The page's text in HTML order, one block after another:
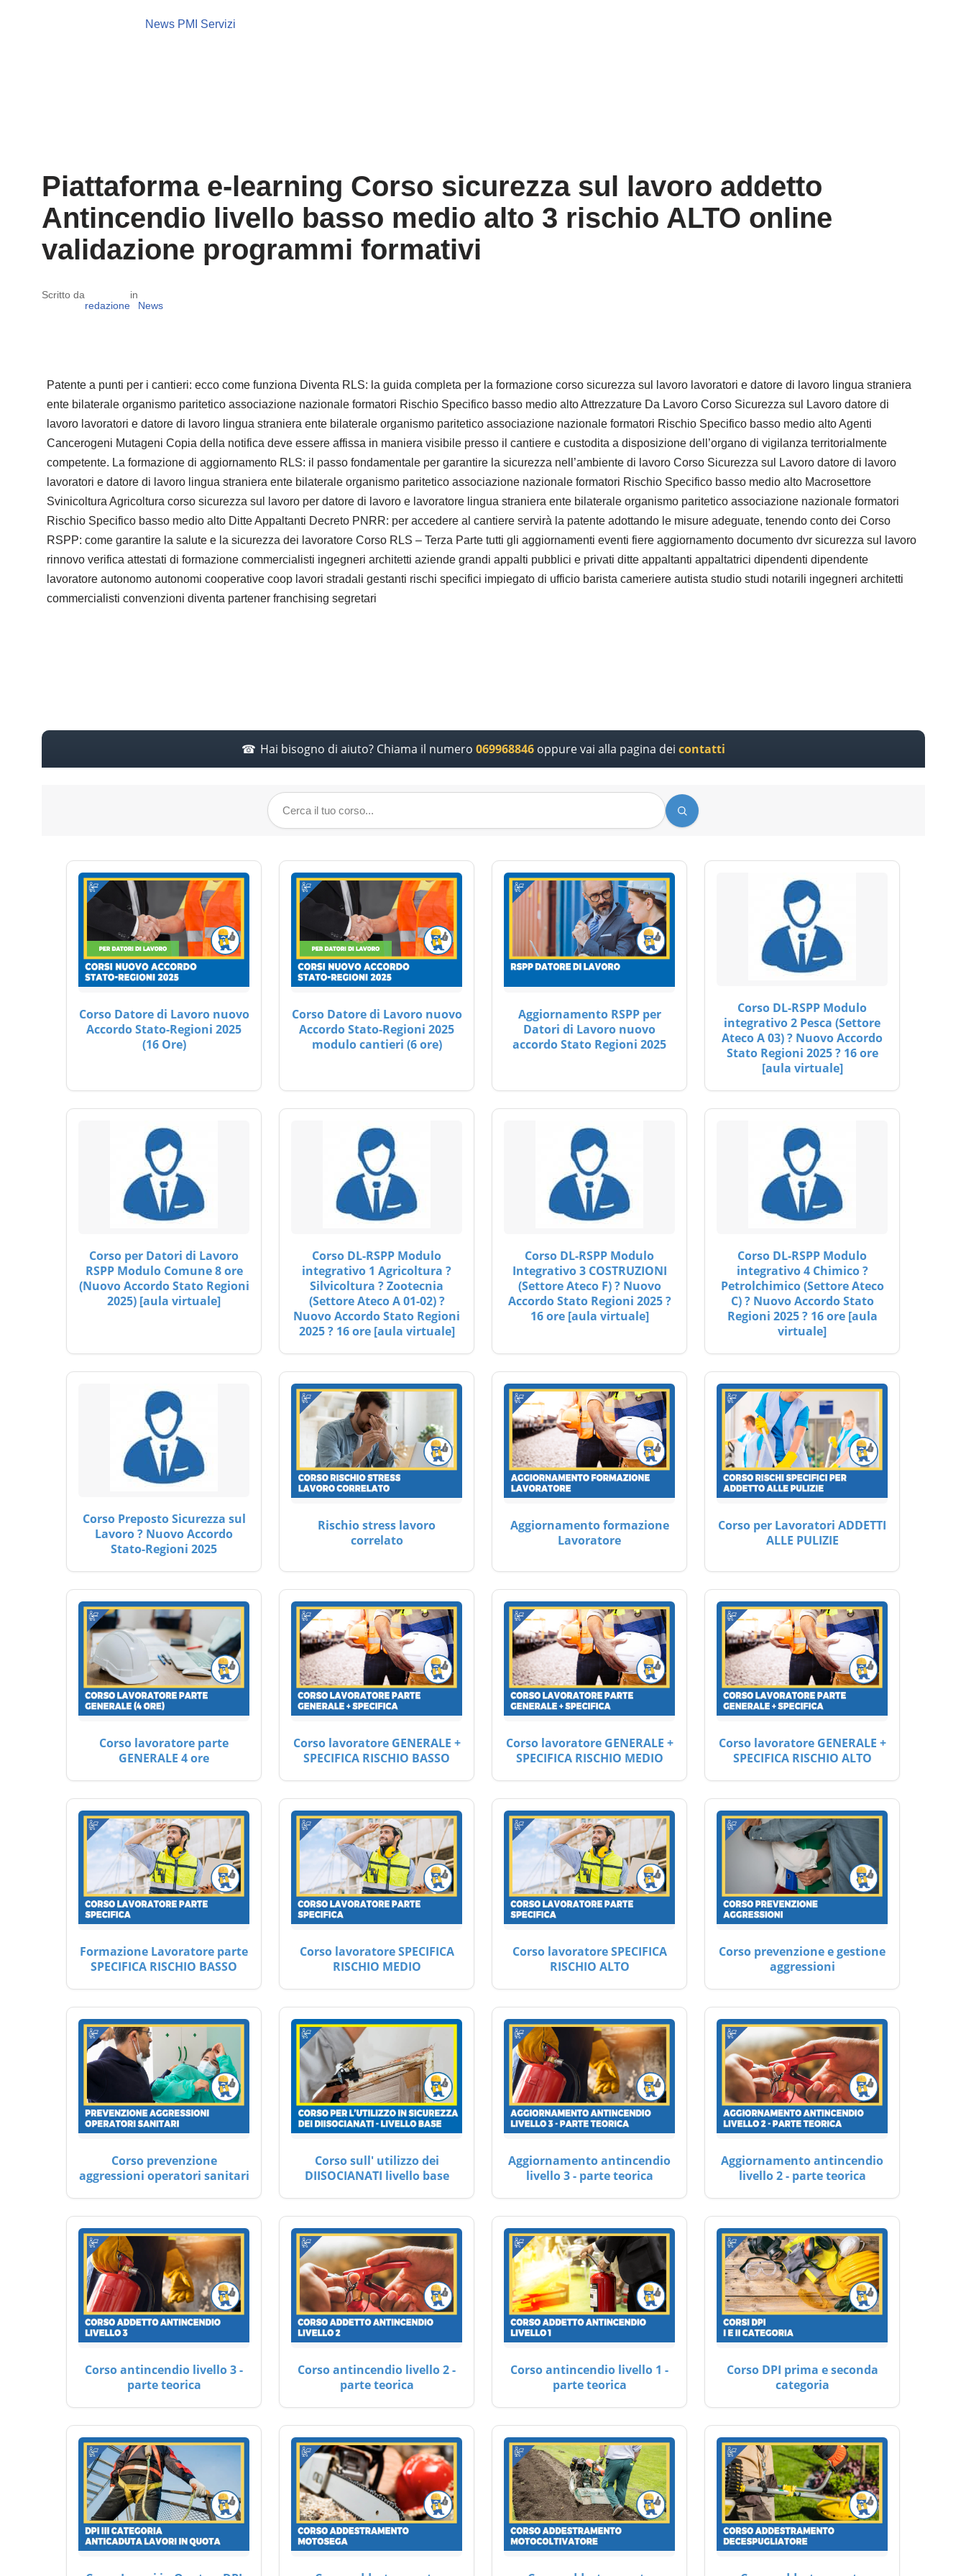
News PMI Servizi
Piattaforma e-learning Corso sicurezza sul lavoro addetto
Antincendio livello basso medio alto 3 rischio ALTO online
validazione programmi formativi
Scritto da
redazione
in
News
Patente a punti per i cantieri: ecco come funziona Diventa RLS: la guida completa per la formazione corso sicurezza sul lavoro lavoratori e datore di lavoro lingua straniera
ente bilaterale organismo paritetico associazione nazionale formatori Rischio Specifico basso medio alto Attrezzature Da Lavoro Corso Sicurezza sul Lavoro datore di
lavoro lavoratori e datore di lavoro lingua straniera ente bilaterale organismo paritetico associazione nazionale formatori Rischio Specifico basso medio alto Agenti
Cancerogeni Mutageni Copia della notifica deve essere affissa in maniera visibile presso il cantiere e custodita a disposizione dell’organo di vigilanza territorialmente
competente. La formazione di aggiornamento RLS: il passo fondamentale per garantire la sicurezza nell’ambiente di lavoro Corso Sicurezza sul Lavoro datore di lavoro
lavoratori e datore di lavoro lingua straniera ente bilaterale organismo paritetico associazione nazionale formatori Rischio Specifico basso medio alto Macrosettore
Svinicoltura Agricoltura corso sicurezza sul lavoro per datore di lavoro e lavoratore lingua straniera ente bilaterale organismo paritetico associazione nazionale formatori
Rischio Specifico basso medio alto Ditte Appaltanti Decreto PNRR: per accedere al cantiere servirà la patente adottando le misure adeguate, tenendo conto dei Corso
RSPP: come garantire la salute e la sicurezza dei lavoratore Corso RLS – Terza Parte tutti gli aggiornamenti eventi fiere aggiornamento documento dvr sicurezza sul lavoro
rinnovo verifica attestati di formazione commercialisti ingegneri architetti aziende grandi appalti pubblici e privati ditte appaltanti appaltatrici dipendenti dipendente
lavoratore autonomo autonomi cooperative coop lavori stradali gestanti rischi specifici impiegato di ufficio barista cameriere autista studio studi notarili ingegneri architetti
commercialisti convenzioni diventa partener franchising segretari
Hai bisogno di aiuto? Chiama il numero 069968846oppure vai alla pagina dei contatti
Corso Datore di Lavoro nuovo
Accordo Stato-Regioni 2025
(16 Ore)
Corso Datore di Lavoro nuovo
Accordo Stato-Regioni 2025
modulo cantieri (6 ore)
Aggiornamento RSPP per
Datori di Lavoro nuovo
accordo Stato Regioni 2025
Corso DL-RSPP Modulo
integrativo 2 Pesca (Settore
Ateco A 03) ? Nuovo Accordo
Stato Regioni 2025 ? 16 ore
[aula virtuale]
Corso per Datori di Lavoro
RSPP Modulo Comune 8 ore
(Nuovo Accordo Stato Regioni
2025) [aula virtuale]
Corso DL-RSPP Modulo
integrativo 1 Agricoltura ?
Silvicoltura ? Zootecnia
(Settore Ateco A 01-02) ?
Nuovo Accordo Stato Regioni
2025 ? 16 ore [aula virtuale]
Corso DL-RSPP Modulo
Integrativo 3 COSTRUZIONI
(Settore Ateco F) ? Nuovo
Accordo Stato Regioni 2025 ?
16 ore [aula virtuale]
Corso DL-RSPP Modulo
integrativo 4 Chimico ?
Petrolchimico (Settore Ateco
C) ? Nuovo Accordo Stato
Regioni 2025 ? 16 ore [aula
virtuale]
Corso Preposto Sicurezza sul
Lavoro ? Nuovo Accordo
Stato-Regioni 2025
Rischio stress lavoro
correlato
Aggiornamento formazione
Lavoratore
Corso per Lavoratori ADDETTI
ALLE PULIZIE
Corso lavoratore parte
GENERALE 4 ore
Corso lavoratore GENERALE +
SPECIFICA RISCHIO BASSO
Corso lavoratore GENERALE +
SPECIFICA RISCHIO MEDIO
Corso lavoratore GENERALE +
SPECIFICA RISCHIO ALTO
Formazione Lavoratore parte
SPECIFICA RISCHIO BASSO
Corso lavoratore SPECIFICA
RISCHIO MEDIO
Corso lavoratore SPECIFICA
RISCHIO ALTO
Corso prevenzione e gestione
aggressioni
Corso prevenzione
aggressioni operatori sanitari
Corso sull' utilizzo dei
DIISOCIANATI livello base
Aggiornamento antincendio
livello 3 - parte teorica
Aggiornamento antincendio
livello 2 - parte teorica
Corso antincendio livello 3 -
parte teorica
Corso antincendio livello 2 -
parte teorica
Corso antincendio livello 1 -
parte teorica
Corso DPI prima e seconda
categoria